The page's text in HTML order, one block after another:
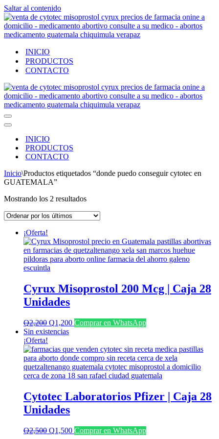
Saltar al contenido
INICIO
PRODUCTOS
CONTACTO
Menú
de
Menú
navegación
INICIO
PRODUCTOS
CONTACTO
Inicio\Productos etiquetados “donde puedo conseguir cytotec en
GUATEMALA”
Mostrando los 2 resultadosOrdenado
los
¡Oferta!
Cyrux Misoprostol 200 Mcg | Caja 28
Unidades
Q2,200 El
precio
era:
Q2,200.
Q1,200El
es:
Q1,200.
Comprar en WhatsApp
Sin existencias
¡Oferta!
Cytotec Laboratorios Pfizer | Caja 28
Unidades
Q2,500 El
Q1,500ElComprar en WhatsApp